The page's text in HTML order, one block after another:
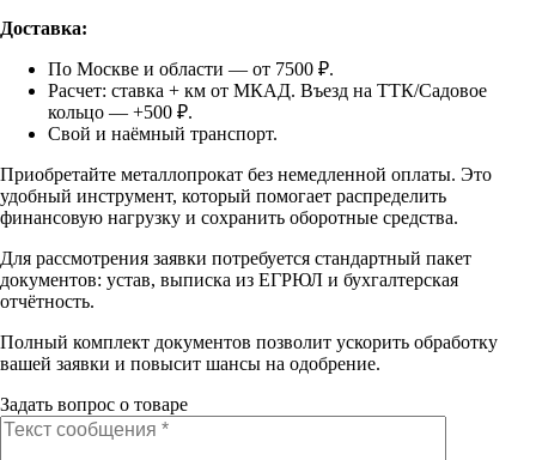
Доставка:
По Москве и области — от 7500 ₽.
Расчет: ставка + км от МКАД. Въезд на ТТК/Садовое
кольцо — +500 ₽.
Свой и наёмный транспорт.
Приобретайте металлопрокат без немедленной оплаты. Это
удобный инструмент, который помогает распределить
финансовую нагрузку и сохранить оборотные средства.
Для рассмотрения заявки потребуется стандартный пакет
документов: устав, выписка из ЕГРЮЛ и бухгалтерская
отчётность.
Полный комплект документов позволит ускорить обработку
вашей заявки и повысит шансы на одобрение.
Задать вопрос о товаре